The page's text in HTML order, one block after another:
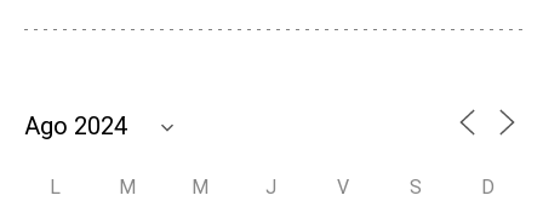
L M M J V S D